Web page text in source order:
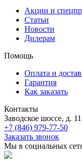
Акции и
Статьи
Новости
Дилерам
Помощь
Оплата и
Гарантия
Как заказать
Контакты
Заводское шоссе, д.
+7 (846) 979-77-50
Заказать звонок
Мы в социальных